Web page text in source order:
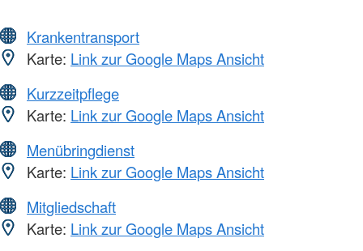
Krankentransport
Karte: Link zur Google Maps Ansicht
Kurzzeitpflege
Karte: Link zur Google Maps Ansicht
Menübringdienst
Karte: Link zur Google Maps Ansicht
Mitgliedschaft
Karte: Link zur Google Maps Ansicht